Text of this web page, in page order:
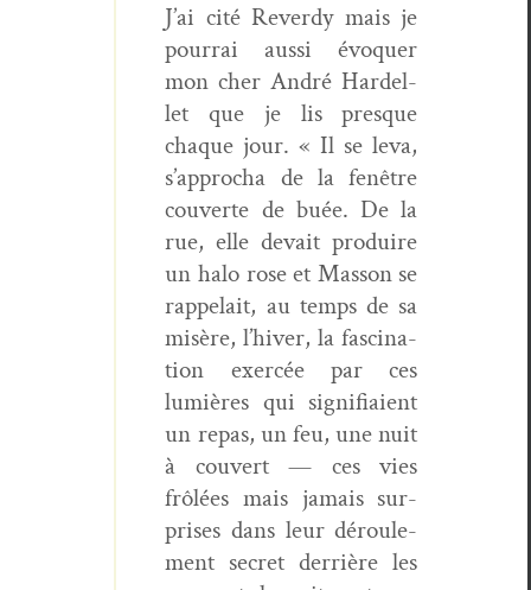
J’ai cité Reverdy mais je
pour­rai aus­si évo­quer
mon cher André Hard­el­
let que je lis presque
chaque jour. « Il se leva,
s’ap­procha de la fenêtre
cou­verte de buée. De la
rue, elle devait pro­duire
un halo rose et Mas­son se
rap­pelait, au temps de sa
mis­ère, l’hiv­er, la fas­ci­na­
tion exer­cée par ces
lumières qui sig­nifi­aient
un repas, un feu, une nuit
à cou­vert — ces vies
frôlées mais jamais sur­
pris­es dans leur déroule­
ment secret der­rière les